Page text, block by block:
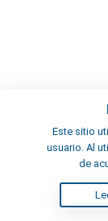
Este sitio
usuario. Al
de